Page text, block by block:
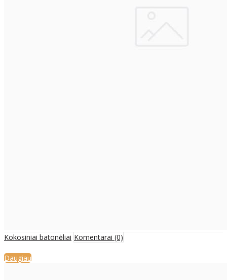
Kokosiniai batonėliai Komentarai (0)
Daugiau